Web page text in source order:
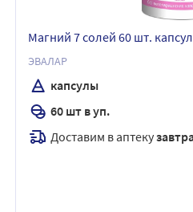
Магний 7 солей 60 шт.
ЭВАЛАР
капсулы
60 шт в уп.
Доставим в аптеку